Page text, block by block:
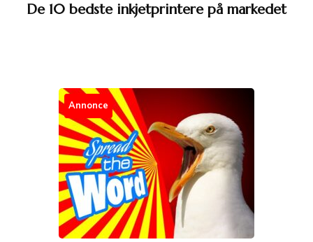
De 10 bedste inkjetprintere på markedet
Annonce